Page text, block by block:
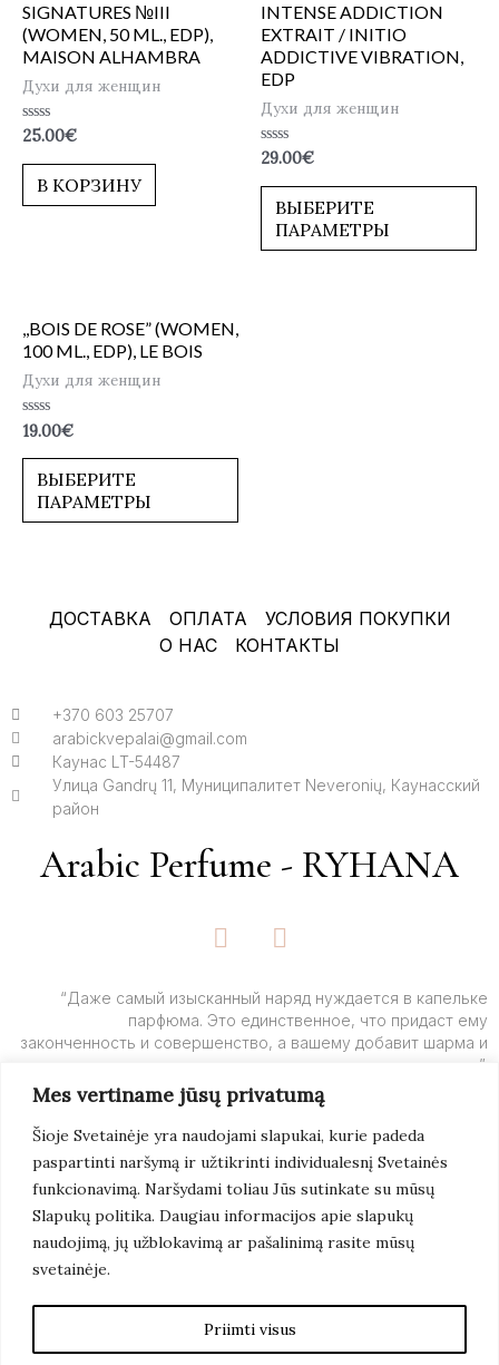
Mes vertiname jūsų privatumą
Šioje Svetainėje yra naudojami slapukai, kurie padeda
paspartinti naršymą ir užtikrinti individualesnį Svetainės
funkcionavimą. Naršydami toliau Jūs sutinkate su mūsų
Slapukų politika. Daugiau informacijos apie slapukų
naudojimą, jų užblokavimą ar pašalinimą rasite mūsų
svetainėje.
Priimti visus
SIGNATURES №III
(WOMEN, 50 ML., EDP),
MAISON ALHAMBRA
Духи для женщин
Оценка
из
25.00€
В КОРЗИНУ
INTENSE ADDICTION
EXTRAIT / INITIO
ADDICTIVE VIBRATION,
EDP
Духи для женщин
Оценка
из
29.00€
ВЫБЕРИТЕ
ПАРАМЕТРЫ
,,BOIS DE ROSE” (WOMEN,
100 ML., EDP), LE BOIS
Духи для женщин
Оценка
из
19.00€
ВЫБЕРИТЕ
ПАРАМЕТРЫ
ДОСТАВКА ОПЛАТА
УСЛОВИЯ ПОКУПКИ
О НАС
КОНТАКТЫ
+370 603 25707
arabickvepalai@gmail.com
Каунас LT-54487
Улица Gandrų 11, Муниципалитет Neveronių, Каунасский
район
Arabic Perfume - RYHANA
F
a
e
b
o
o
k
-
f
I
n
t
a
g
r
a
m
“Даже самый изысканный наряд нуждается в капельке
парфюма. Это единственное, что придаст ему
законченность и совершенство, а вашему добавит шарма и
очарования”.
Подробнее